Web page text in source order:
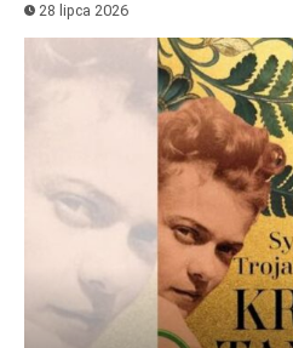
28 lipca 2026
plików
dźwiękowych